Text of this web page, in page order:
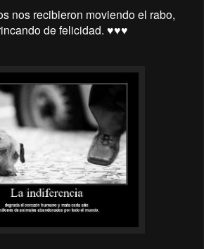
nos recibieron moviendo el rabo,
de felicidad. ♥♥♥